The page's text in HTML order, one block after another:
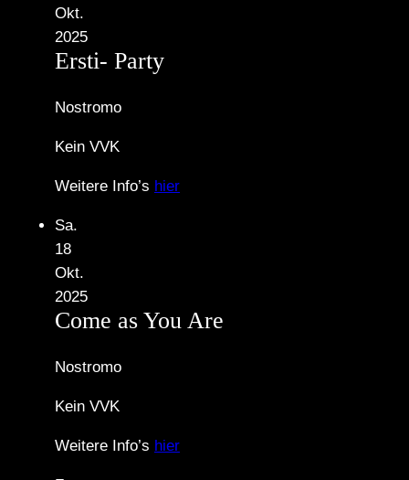
Okt.
2025
Ersti- Party
Nostromo
Kein VVK
Weitere Info’s hier
Sa.
18
Okt.
2025
Come as You Are
Nostromo
Kein VVK
Weitere Info’s hier